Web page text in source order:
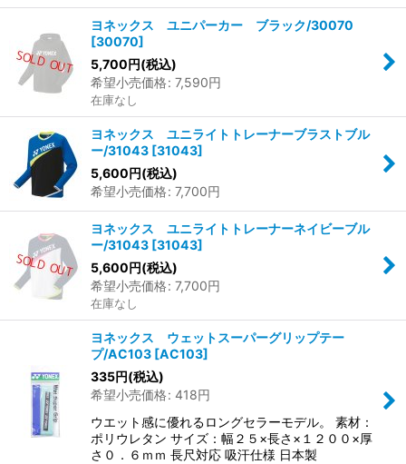
ヨネックス ユニパーカー ブラック/30070
[30070]
5,700円(税込)
希望小売価格: 7,590円
在庫なし
ヨネックス ユニライトトレーナーブラストブル
ー/31043 [31043]
5,600円(税込)
希望小売価格: 7,700円
ヨネックス ユニライトトレーナーネイビーブル
ー/31043 [31043]
5,600円(税込)
希望小売価格: 7,700円
在庫なし
ヨネックス ウェットスーパーグリップテー
プ/AC103 [AC103]
335円(税込)
希望小売価格: 418円
ウエット感に優れるロングセラーモデル。 素材：
ポリウレタン サイズ：幅２５×長さ×１２００×厚
さ０．６ｍｍ 長尺対応 吸汗仕様 日本製